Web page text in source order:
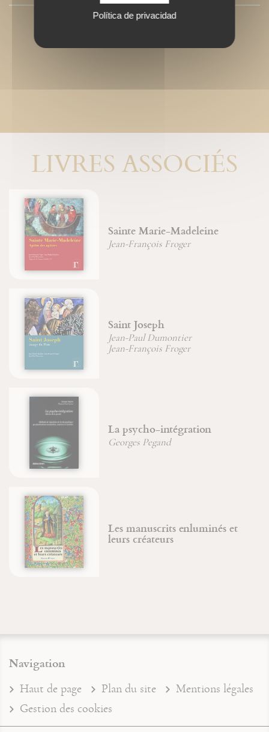
LIVRES ASSOCIÉS
Sainte Marie-Madeleine
Jean-François Froger
Saint Joseph
Jean-Paul Dumontier
Jean-François Froger
La psycho-intégration
Georges Pegand
Les manuscrits enluminés et
leurs créateurs
Navigation
Haut de page Plan du site
Mentions légales
Gestion des cookies
Política de privacidad